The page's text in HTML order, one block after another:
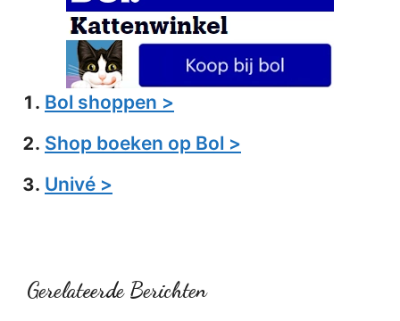
Bol shoppen >
Shop boeken op Bol >
Univé >
Gerelateerde Berichten